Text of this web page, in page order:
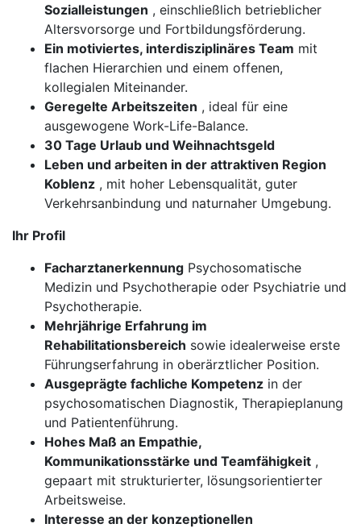
Sozialleistungen , einschließlich betrieblicher
Altersvorsorge und Fortbildungsförderung.
Ein motiviertes, interdisziplinäres Team mit
flachen Hierarchien und einem offenen,
kollegialen Miteinander.
Geregelte Arbeitszeiten , ideal für eine
ausgewogene Work-Life-Balance.
30 Tage Urlaub und Weihnachtsgeld
Leben und arbeiten in der attraktiven Region
Koblenz , mit hoher Lebensqualität, guter
Verkehrsanbindung und naturnaher Umgebung.
Ihr Profil
Facharztanerkennung Psychosomatische
Medizin und Psychotherapie oder Psychiatrie und
Psychotherapie.
Mehrjährige Erfahrung im
Rehabilitationsbereich sowie idealerweise erste
Führungserfahrung in oberärztlicher Position.
Ausgeprägte fachliche Kompetenz in der
psychosomatischen Diagnostik, Therapieplanung
und Patientenführung.
Hohes Maß an Empathie,
Kommunikationsstärke und Teamfähigkeit ,
gepaart mit strukturierter, lösungsorientierter
Arbeitsweise.
Interesse an der konzeptionellen